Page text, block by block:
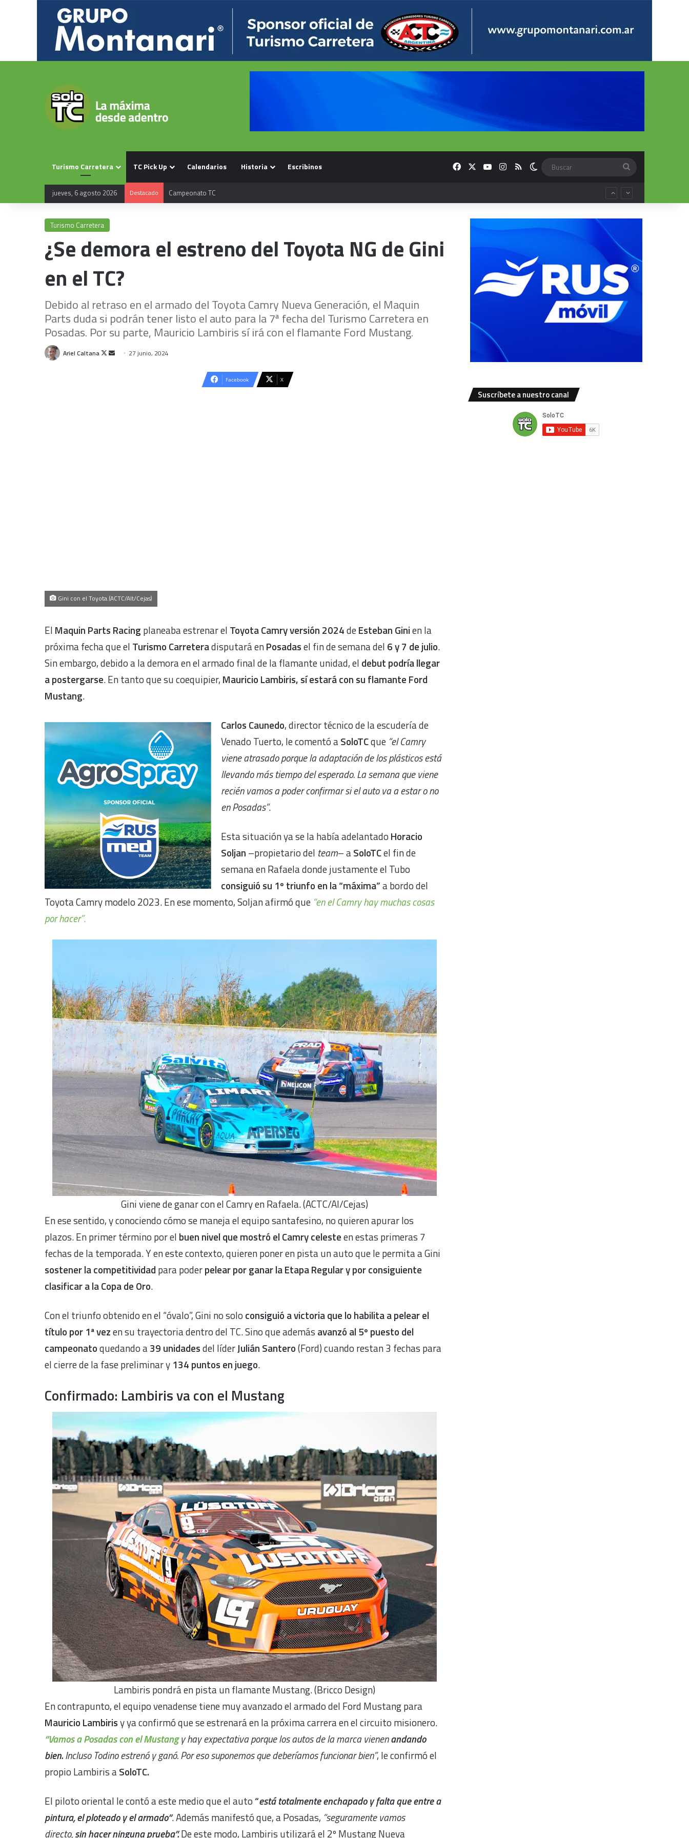
Turismo Carretera TC Pick Up Calendarios Historia Escribinos FacebookYouTubeInstagram
RSS Switch skin
jueves, 6 agosto 2026 Destacado Campeonato TC
Turismo Carretera
¿Se demora el estreno del Toyota NG de Gini
en el TC?
Debido al retraso en el armado del Toyota Camry Nueva Generación, el Maquin
Parts duda si podrán tener listo el auto para la 7ª fecha del Turismo Carretera en
Posadas. Por su parte, Mauricio Lambiris sí irá con el flamante Ford Mustang.
Ariel Caltana
Follow
Send 27 junio, 2024
Facebook X
Gini con el Toyota.(ACTC/Alt/Cejas)
El Maquin Parts Racing planeaba estrenar el Toyota Camry versión 2024deEsteban Ginien la
próxima fecha que el Turismo Carreteradisputará enPosadasel fin de semana del 6 y 7 de julio.
Sin embargo, debido a la demora en el armado final de la flamante unidad, el debut podría llegar
a postergarse. En tanto que su coequipier, Mauricio Lambiris, sí estará con su flamante Ford
Mustang.
Carlos Caunedo, director técnico de la escudería de
Venado Tuerto, le comentó aSoloTCque “el Camry
viene atrasado porque la adaptación de los plásticos está
llevando más tiempo del esperado. La semana que viene
recién vamos a poder confirmar si el auto va a estar o no
en Posadas”.
Esta situación ya se la había adelantado Horacio
Soljan –propietario del team– aSoloTCel fin de
semana en Rafaela donde justamente el Tubo
consiguió su 1º triunfo en la “máxima”a bordo del
Toyota Camry modelo 2023. En ese momento, Soljan afirmó que “en el Camry hay muchas cosas
por hacer”.
Gini viene de ganar con el Camry en Rafaela. (ACTC/Al/Cejas)
En ese sentido, y conociendo cómo se maneja el equipo santafesino, no quieren apurar los
plazos. En primer término por el buen nivel que mostró el Camry celesteen estas primeras 7
fechas de la temporada. Y en este contexto, quieren poner en pista un auto que le permita a Gini
sostener la competitividad para poderpelear por ganar la Etapa Regular y por consiguiente
clasificar a la Copa de Oro.
Con el triunfo obtenido en el “óvalo”, Gini no solo consiguió a victoria que lo habilita a pelear el
título por 1ª vezen su trayectoria dentro del TC. Sino que además avanzó al 5º puesto del
campeonatoquedando a39 unidadesdel líderJulián Santero(Ford) cuando restan 3 fechas para
el cierre de la fase preliminar y 134 puntos en juego.
Confirmado: Lambiris va con el Mustang
Lambiris pondrá en pista un flamante Mustang. (Bricco Design)
En contrapunto, el equipo venadense tiene muy avanzado el armado del Ford Mustang para
Mauricio Lambirisy ya confirmó que se estrenará en la próxima carrera en el circuito misionero.
“Vamos a Posadas con el Mustang y hay expectativa porque los autos de la marca vienenandando
bien.Incluso Todino estrenó y ganó. Por eso suponemos que deberíamos funcionar bien”, le confirmó el
propio Lambiris aSoloTC.
El piloto oriental le contó a este medio que el auto “está totalmente enchapado y falta que entre a
pintura, el ploteado y el armado”. Además manifestó que, a Posadas, “seguramente vamos
directo,sin hacer ninguna prueba”.De este modo, Lambiris utilizará el 2º Mustang Nueva
Suscríbete a nuestro canal